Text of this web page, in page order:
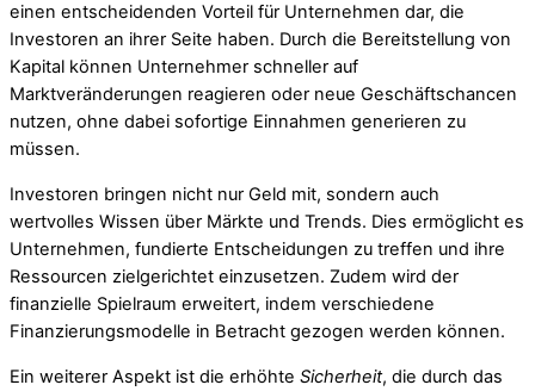
einen entscheidenden Vorteil für Unternehmen dar, die
Investoren an ihrer Seite haben. Durch die Bereitstellung von
Kapital können Unternehmer schneller auf
Marktveränderungen reagieren oder neue Geschäftschancen
nutzen, ohne dabei sofortige Einnahmen generieren zu
müssen.
Investoren bringen nicht nur Geld mit, sondern auch
wertvolles Wissen über Märkte und Trends. Dies ermöglicht es
Unternehmen, fundierte Entscheidungen zu treffen und ihre
Ressourcen zielgerichtet einzusetzen. Zudem wird der
finanzielle Spielraum erweitert, indem verschiedene
Finanzierungsmodelle in Betracht gezogen werden können.
Ein weiterer Aspekt ist die erhöhte Sicherheit, die durch das